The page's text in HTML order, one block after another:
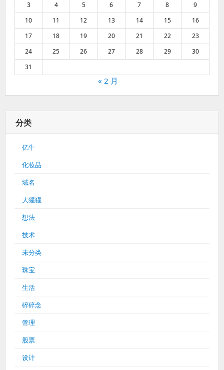
3
4 5 6 7 8
9
10
11 12 13 14 15
16
17
18 19 20 21 22
23
24
25 26 27 28 29
30
31
« 2 月
分类
亿牛
化妆品
域名
大猩猩
想法
技术
未分类
珠宝
生活
碎碎念
管理
股票
设计